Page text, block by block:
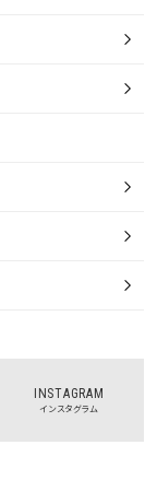
INSTAGRAM
インスタグラム